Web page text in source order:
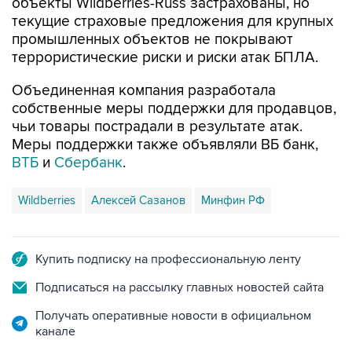
объекты Wildberries-Russ застрахованы, но
текущие страховые предложения для крупных
промышленных объектов не покрывают
террористические риски и риски атак БПЛА.
Объединенная компания разработала
собственные меры поддержки для продавцов,
чьи товары пострадали в результате атак.
Меры поддержки также объявляли ВБ банк,
ВТБ и Сбербанк.
Wildberries Алексей Сазанов Минфин РФ
Купить подписку на профессиональную ленту
Подписаться на рассылку главных новостей сайта
Получать оперативные новости в официальном
канале